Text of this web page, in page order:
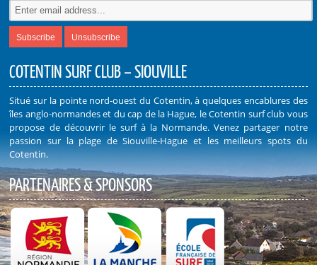
COTENTIN SURF CLUB – SIOUVILLE
Situé sur la pointe nord-ouest du Cotentin, à quelques encablures des
îles anglo-normandes et du cap de la Hague, le Cotentin surf club vous
propose de découvrir le surf à la Normande. Venez partager notre
passion sur la plage de Siouville-Hague et les meilleurs spots du
Cotentin.
PARTENAIRES & SPONSORS